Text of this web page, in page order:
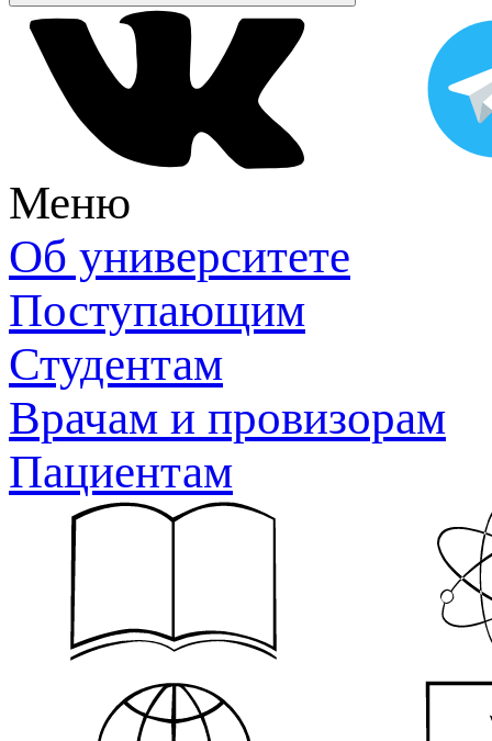
Меню
Об университете
Поступающим
Студентам
Врачам и провизорам
Пациентам